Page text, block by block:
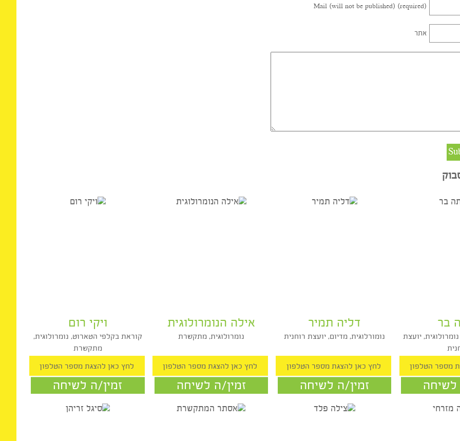
שם (required)
דליה תמיר אילה הנומרולוגית ויקי רום